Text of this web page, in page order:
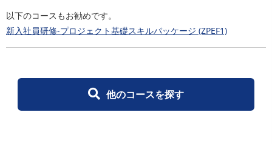
以下のコースもお勧めです。
新入社員研修-プロジェクト基礎スキルパッケージ (ZPEF1)
他のコースを探す